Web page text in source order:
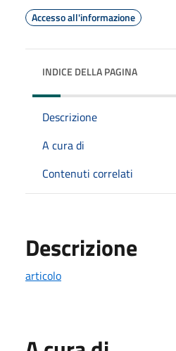
Accesso all'informazione
INDICE DELLA PAGINA
Descrizione
A cura di
Contenuti correlati
Descrizione
articolo